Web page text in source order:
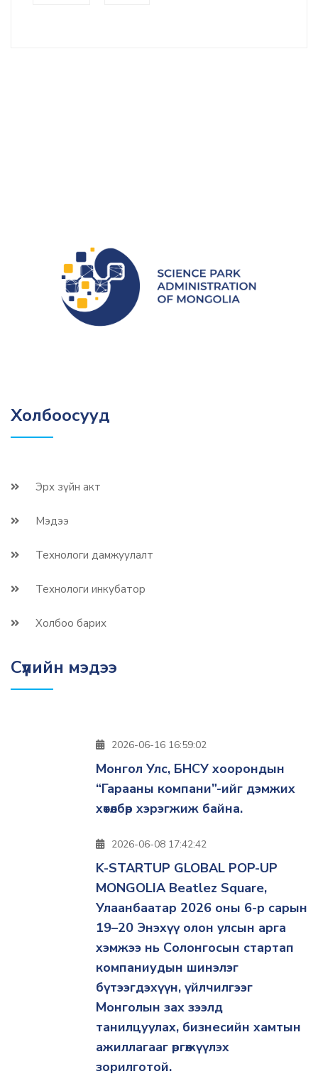
Холбоосууд
Эрх зүйн акт
Мэдээ
Технологи дамжуулалт
Технологи инкубатор
Холбоо барих
Сүүлийн мэдээ
2026-06-16 16:59:02
Монгол Улс, БНСУ хоорондын
“Гарааны компани”-ийг дэмжих
хөтөлбөр хэрэгжиж байна.
2026-06-08 17:42:42
K-STARTUP GLOBAL POP-UP
MONGOLIA Beatlez Square,
Улаанбаатар 2026 оны 6-р сарын
19–20 Энэхүү олон улсын арга
хэмжээ нь Солонгосын стартап
компаниудын шинэлэг
бүтээгдэхүүн, үйлчилгээг
Монголын зах зээлд
танилцуулах, бизнесийн хамтын
ажиллагааг өргөжүүлэх
зорилготой.